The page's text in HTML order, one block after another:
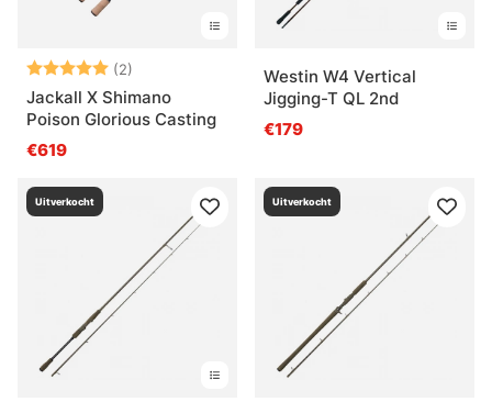
Beoordeling:
(2)
Jackall X Shimano
Poison Glorious Casting
€619
Westin W4 Vertical
Jigging-T QL 2nd
€179
Uitverkocht Uitverkocht